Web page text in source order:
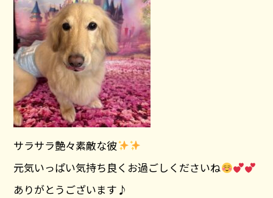
サラサラ艶々素敵な彼
元気いっぱい気持ち良くお過ごしくださいね
ありがとうございます♪